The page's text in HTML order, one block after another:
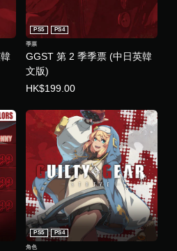
GGST 第 2 季季票 (中日英韓
文版)
PS5 PS4
季票
HK$199.00
PS5 PS4
角色